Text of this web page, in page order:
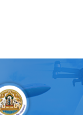
อุบลฯ มอบอาหารสุนัข–แ